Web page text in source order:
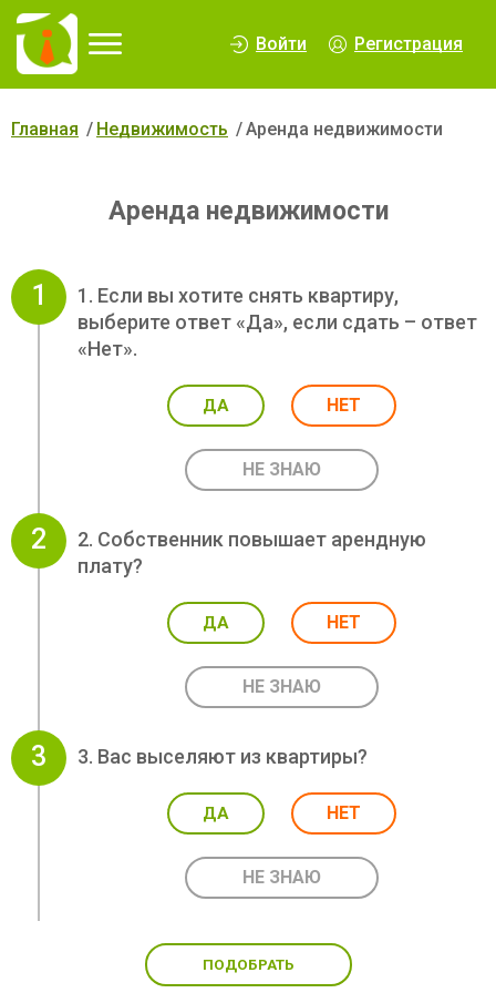
Войти Регистрация
Главная Недвижимость Аренда недвижимости
Аренда недвижимости
1
1. Если вы хотите снять квартиру,
выберите ответ «Да», если сдать – ответ
«Нет».
ДА НЕТ
НЕ ЗНАЮ
2
2. Собственник повышает арендную
плату?
ДА НЕТ
НЕ ЗНАЮ
3 3. Вас выселяют из квартиры?
ДА НЕТ
НЕ ЗНАЮ